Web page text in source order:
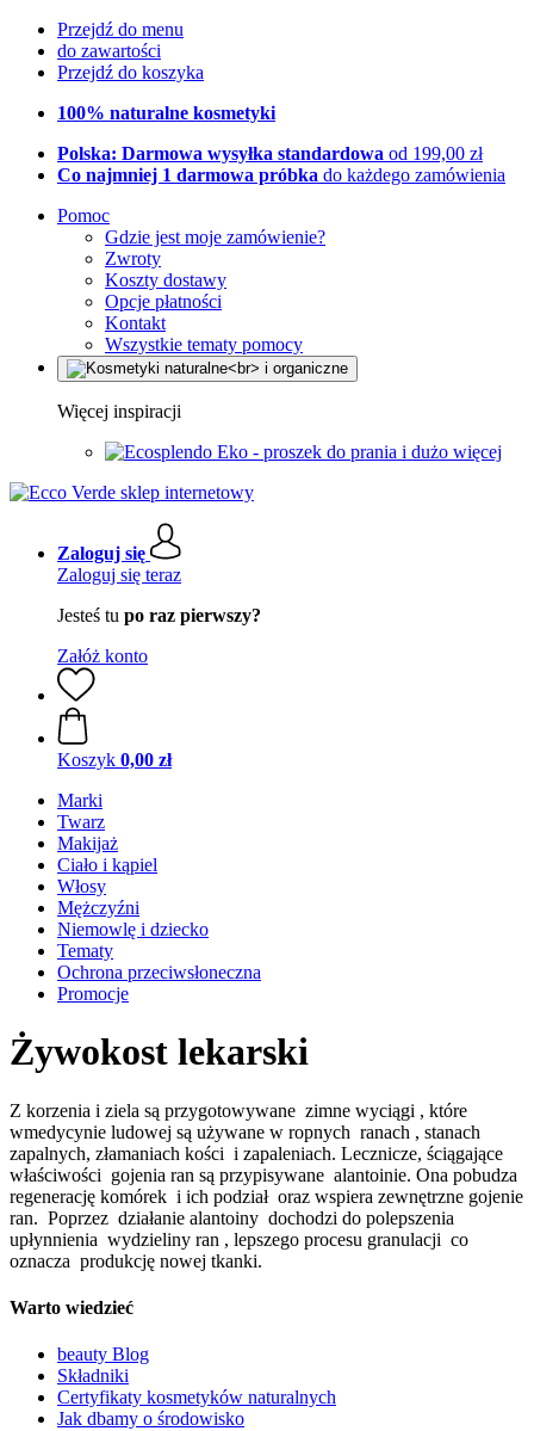
Przejdź do menu
do zawartości
Przejdź do koszyka
100% naturalne kosmetyki
Polska: Darmowa wysyłka standardowa od 199,00 zł
Co najmniej 1 darmowa próbka do każdego zamówienia
Pomoc
Gdzie jest moje zamówienie?
Zwroty
Koszty dostawy
Opcje płatności
Kontakt
Wszystkie tematy pomocy
Więcej inspiracji
Eko - proszek do prania i dużo więcej
Zaloguj się
Zaloguj się teraz
Jesteś tu po raz pierwszy?
Załóż konto
Koszyk 0,00 zł
Marki
Twarz
Makijaż
Ciało i kąpiel
Włosy
Mężczyźni
Niemowlę i dziecko
Tematy
Ochrona przeciwsłoneczna
Promocje
Żywokost lekarski
Z korzenia i ziela są przygotowywane zimne wyciągi , które
wmedycynie ludowej są używane w ropnych ranach , stanach
zapalnych, złamaniach kości i zapaleniach. Lecznicze, ściągające
właściwości gojenia ran są przypisywane alantoinie. Ona pobudza
regenerację komórek i ich podział oraz wspiera zewnętrzne gojenie
ran. Poprzez działanie alantoiny dochodzi do polepszenia
upłynnienia wydzieliny ran , lepszego procesu granulacji co
oznacza produkcję nowej tkanki.
Warto wiedzieć
beauty Blog
Składniki
Certyfikaty kosmetyków naturalnych
Jak dbamy o środowisko